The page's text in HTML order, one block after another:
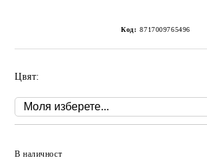
Код: 8717009765496
Цвят:
В наличност